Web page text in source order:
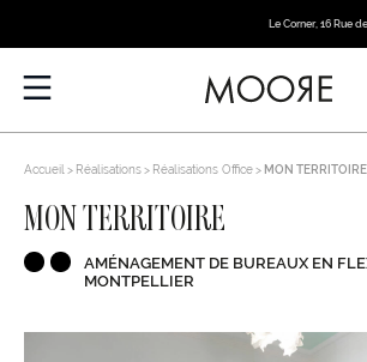
Le Corner, 16 Rue
Accueil Réalisations Réalisations Office MON TERRITOIRE
MON TERRITOIRE
AMÉNAGEMENT DE BUREAUX EN
MONTPELLIER